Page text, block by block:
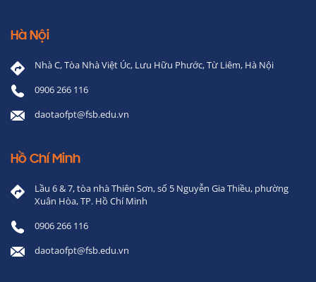
Hà Nội
Nhà C, Tòa Nhà Việt Úc, Lưu Hữu Phước, Từ Liêm, Hà Nội
0906 266 116
daotaofpt@fsb.edu.vn
Hồ Chí Minh
Lầu 6 & 7, tòa nhà Thiên Sơn, số 5 Nguyễn Gia Thiều, phường
Xuân Hòa, TP. Hồ Chí Minh
0906 266 116
daotaofpt@fsb.edu.vn